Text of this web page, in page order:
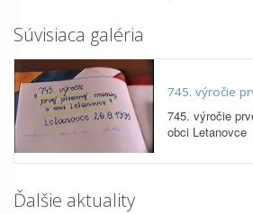
Súvisiaca galéria
745. výročie
745. výročie
obci Letanovce
Ďalšie aktuality